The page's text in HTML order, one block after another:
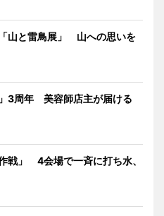
山と雷鳥展」 山への思いを
3周年 美容師店主が届ける
戦」 4会場で一斉に打ち水、